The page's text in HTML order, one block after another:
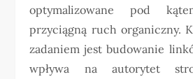
optymalizowane pod
przyciągną ruch organiczny.
zadaniem jest budowanie
wpływa na autorytet